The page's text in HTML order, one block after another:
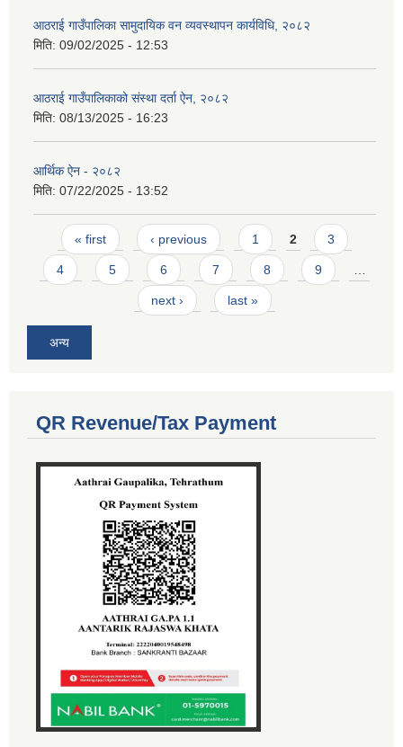
आठराई गाउँपालिका सामुदायिक वन व्यवस्थापन कार्यविधि, २०८२
मिति: 09/02/2025 - 12:53
आठराई गाउँपालिकाको संस्था दर्ता ऐन, २०८२
मिति: 08/13/2025 - 16:23
आर्थिक ऐन - २०८२
मिति: 07/22/2025 - 13:52
Pages
« first ‹ previous 1 2 3
4 5 6 7 8 9 …
next › last »
अन्य
QR Revenue/Tax Payment